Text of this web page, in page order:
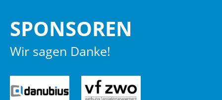
SPON­SO­REN
Wir sagen Danke!